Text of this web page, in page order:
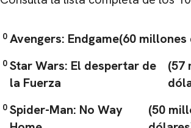
Avengers: Endgame(60
Star Wars: El despertar de
la Fuerza
(57
Spider-Man: No Way
(50